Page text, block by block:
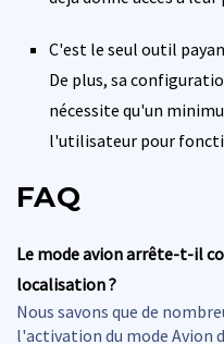
C'est le seul outil
De plus, sa
nécessite qu'un
l'utilisateur pour
FAQ
Le mode avion arrête-t-il
localisation ?
Nous savons que de
l'activation du mode Avion